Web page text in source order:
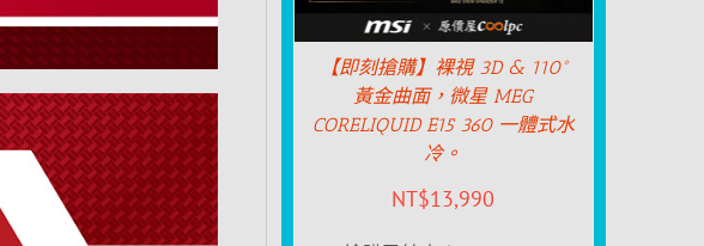
【即刻搶購】裸視 3D & 110°
黃金曲面，微星 MEG
CORELIQUID E15 360 一體式水
冷。
NT$13,990